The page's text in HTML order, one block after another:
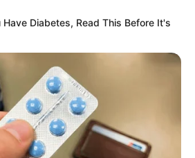
Diabetes, Read This Before It's